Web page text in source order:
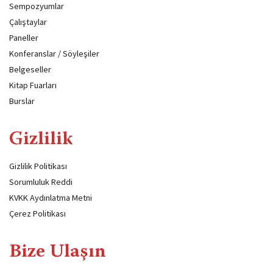
Sempozyumlar
Çalıştaylar
Paneller
Konferanslar / Söyleşiler
Belgeseller
Kitap Fuarları
Burslar
Gizlilik
Gizlilik Politikası
Sorumluluk Reddi
KVKK Aydınlatma Metni
Çerez Politikası
Bize Ulaşın